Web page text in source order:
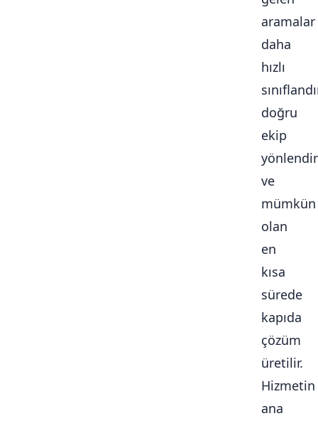
aramalar
daha
hızlı
doğru
ekip
ve
mümkün
olan
en
kısa
sürede
kapıda
çözüm
üretilir.
Hizmetin
ana